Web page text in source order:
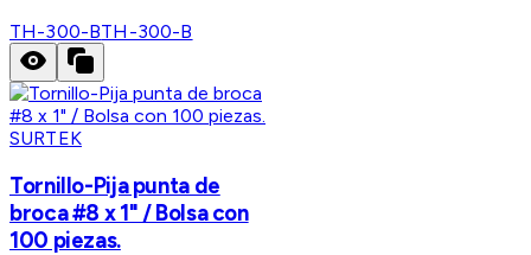
TH-300-BTH-300-B
SURTEK
Tornillo-Pija punta de
broca #8 x 1" / Bolsa con
100 piezas.